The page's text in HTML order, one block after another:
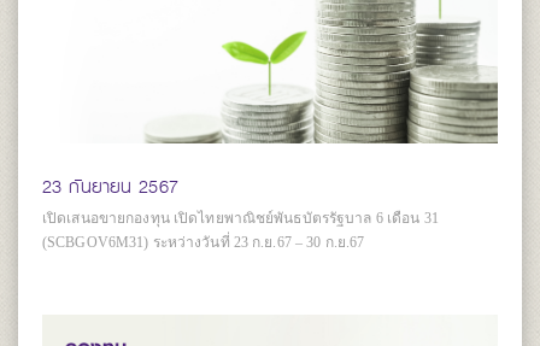
23 กันยายน 2567
เปิดเสนอขายกองทุน เปิดไทยพาณิชย์พันธบัตรรัฐบาล 6 เดือน 31
(SCBGOV6M31) ระหว่างวันที่ 23 ก.ย.67 – 30 ก.ย.67